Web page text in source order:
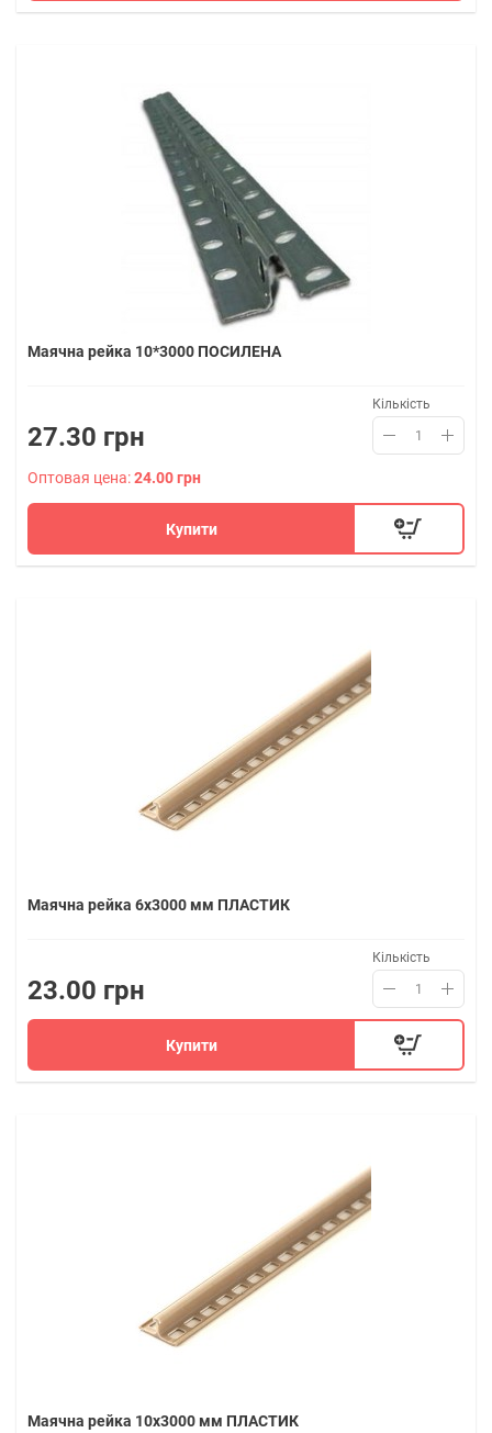
Маячна рейка 10*3000 ПОСИЛЕНА
27.30 грн
Кількість
Оптовая цена:24.00 грн
Купити
Маячна рейка 6х3000 мм ПЛАСТИК
23.00 грн
Кількість
Купити
Маячна рейка 10х3000 мм ПЛАСТИК